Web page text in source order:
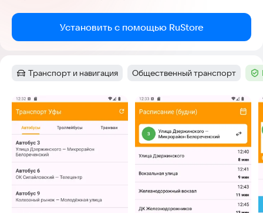
Установить с помощью RuStore
Категория:
Транспорт и навигация Тег:
Общественный транспорт Тег
Скриншоты